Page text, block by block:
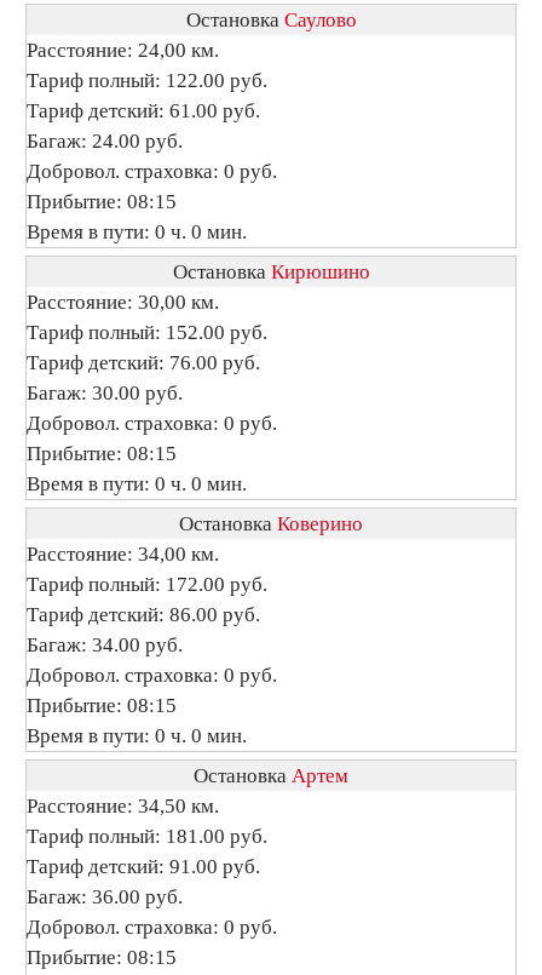
Остановка Саулово
Расстояние: 24,00 км.
Тариф полный: 122.00 руб.
Тариф детский: 61.00 руб.
Багаж: 24.00 руб.
Добровол. страховка: 0 руб.
Прибытие: 08:15
Время в пути: 0 ч. 0 мин.
Остановка Кирюшино
Расстояние: 30,00 км.
Тариф полный: 152.00 руб.
Тариф детский: 76.00 руб.
Багаж: 30.00 руб.
Добровол. страховка: 0 руб.
Прибытие: 08:15
Время в пути: 0 ч. 0 мин.
Остановка Коверино
Расстояние: 34,00 км.
Тариф полный: 172.00 руб.
Тариф детский: 86.00 руб.
Багаж: 34.00 руб.
Добровол. страховка: 0 руб.
Прибытие: 08:15
Время в пути: 0 ч. 0 мин.
Остановка Артем
Расстояние: 34,50 км.
Тариф полный: 181.00 руб.
Тариф детский: 91.00 руб.
Багаж: 36.00 руб.
Добровол. страховка: 0 руб.
Прибытие: 08:15